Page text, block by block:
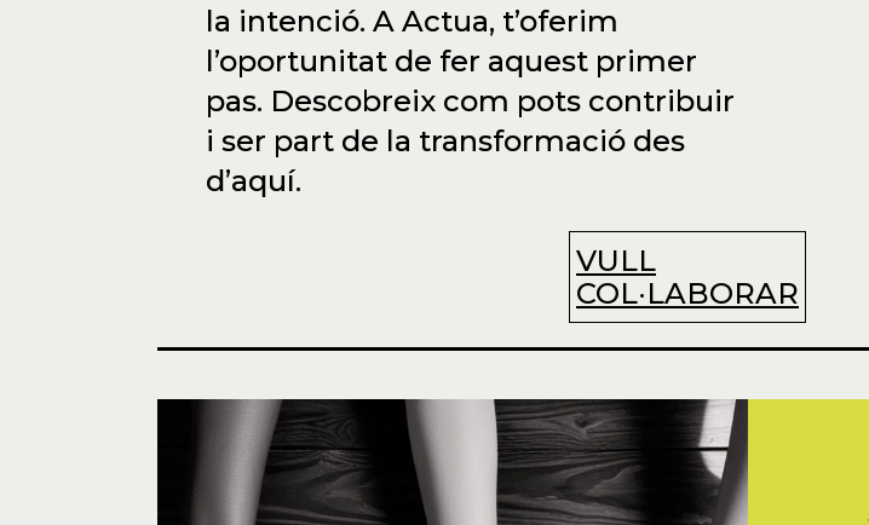
la intenció. A Actua, t’oferim
l’oportunitat de fer aquest primer
pas. Descobreix com pots contribuir
i ser part de la transformació des
d’aquí.
VULL
COL·LABORAR